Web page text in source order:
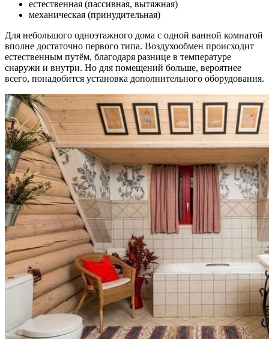
естественная (пассивная, вытяжная)
механическая (принудительная)
Для небольшого одноэтажного дома с одной ванной комнатой
вполне достаточно первого типа. Воздухообмен происходит
естественным путём, благодаря разнице в температуре
снаружи и внутри. Но для помещений больше, вероятнее
всего, понадобится установка дополнительного оборудования.